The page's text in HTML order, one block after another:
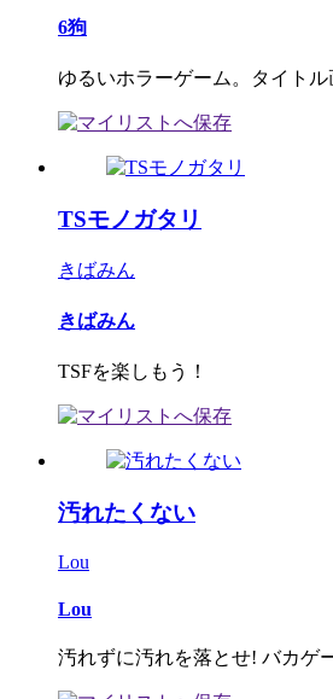
6狗
ゆるいホラーゲーム。タイトル
TSモノガタリ
きばみん
きばみん
TSFを楽しもう！
汚れたくない
Lou
Lou
汚れずに汚れを落とせ! バカゲ